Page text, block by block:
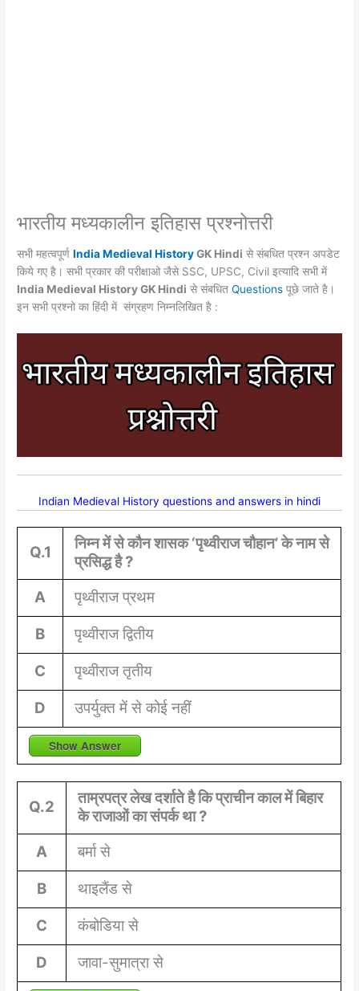
भारतीय मध्यकालीन इतिहास प्रश्नोत्तरी
सभी महत्वपूर्णIndia Medieval HistoryGK Hindi से संबधित प्रश्न अपडेट
किये गए है। सभी प्रकार की परीक्षाओ जैसे SSC, UPSC, Civil इत्यादि सभी में
India Medieval History GK Hindi से संबधितQuestionsपूछे जाते है।
इन सभी प्रश्नो का हिंदी में संग्रहण निम्नलिखित है :
Indian Medieval History questions and answers in hindi
Q.1
निम्न में से कौन शासक ‘पृथ्वीराज चौहान’ के नाम से
प्रसिद्ध है ?
A
पृथ्वीराज प्रथम
B
पृथ्वीराज द्वितीय
C
पृथ्वीराज तृतीय
D
उपर्युक्त में से कोई नहीं
Show Answer
Q.2
ताम्रपत्र लेख दर्शाते है कि प्राचीन काल में बिहार
के राजाओं का संपर्क था ?
A
बर्मा से
B
थाइलैंड से
C
कंबोडिया से
D
जावा-सुमात्रा से